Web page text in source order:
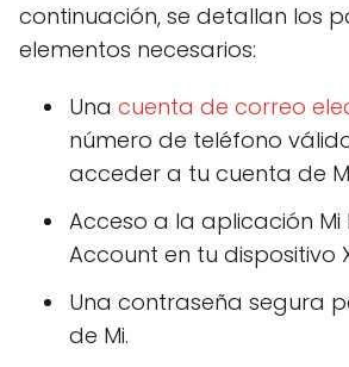
continuación, se detallan los
elementos necesarios:
Una cuenta de correo
número de teléfono
acceder a tu cuenta de
Acceso a la aplicación Mi
Account en tu dispositivo
Una contraseña segura
de Mi.